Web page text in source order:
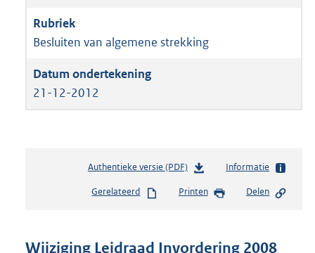
Besluiten van algemene strekking
21-12-2012
Authentieke versie (PDF)b
s
Informatie
Gerelateerd Printen Delen
Wijziging Leidraad Invordering 2008